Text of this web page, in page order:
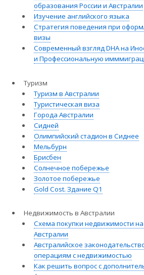
образования России и Австралии
Изучение английского языка
Стратегия поведения при
визы
Современный взгляд DHA на
и Профессиональную
Туризм
Туризм в Австралии
Туристическая виза
Города Австралии
Сидней
Олимпийский стадион в Сиднее
Мельбурн
Брисбен
Солнечное побережье
Золотое побережье
Gold Cost. Здание Q1
Недвижимость в Австралии
Схема покупки недвижимости
Австралии
Австралийское
операциям с недвижимостью
Как решить вопрос с